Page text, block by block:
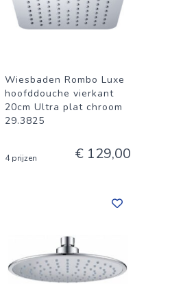
Wiesbaden Rombo Luxe
hoofddouche vierkant
20cm Ultra plat chroom
29.3825
4 prijzen € 129,00